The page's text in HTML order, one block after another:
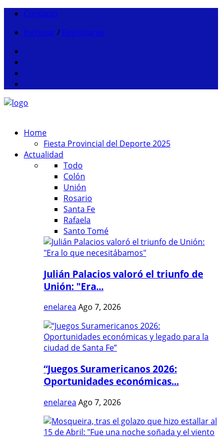
Contacto
Ingresar / Registrarse
Home
Fiesta Provincial del Deporte 2025
Actualidad
Todo
Colón
Unión
Rosario
Santa Fe
Rafaela
Santo Tomé
Julián Palacios valoró el triunfo de
Unión: "Era...
enelarea Ago 7, 2026
“Juegos Suramericanos 2026:
Oportunidades económicas...
enelarea Ago 7, 2026